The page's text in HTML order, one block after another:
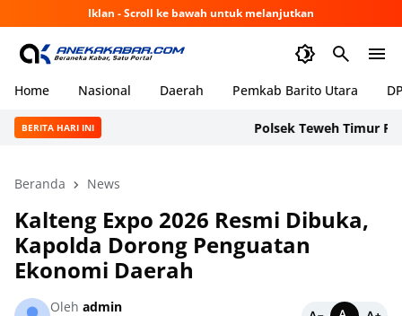
Iklan - Scroll ke bawah untuk melanjutkan
Home Nasional Daerah Pemkab Barito Utara
BERITA HARI INI Polsek Teweh Timur
Beranda News
Kalteng Expo 2026 Resmi Dibuka,
Kapolda Dorong Penguatan
Ekonomi Daerah
Oleh admin